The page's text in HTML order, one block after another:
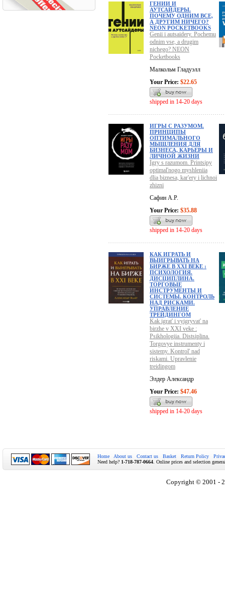
ГЕНИИ И
АУТСАЙДЕРЫ.
ПОЧЕМУ ОДНИМ ВСЕ,
А ДРУГИМ НИЧЕГО?
NEON POCKETBOOKS
Genii i autsaidery. Pochemu
odnim vse, a drugim
nichego? NEON
Pocketbooks
Малкольм Гладуэлл
Your Price: $22.65
shipped in 14-20 days
ИГРЫ С РАЗУМОМ.
ПРИНЦИПЫ
ОПТИМАЛЬНОГО
МЫШЛЕНИЯ ДЛЯ
БИЗНЕСА, КАРЬЕРЫ И
ЛИЧНОЙ ЖИЗНИ
Igry s razumom. Printsipy
optimal'nogo myshleniia
dlia biznesa, kar'ery i lichnoi
zhizni
Сафин А.Р.
Your Price: $35.88
shipped in 14-20 days
КАК ИГРАТЬ И
ВЫИГРЫВАТЬ НА
БИРЖЕ В XXI ВЕКЕ :
ПСИХОЛОГИЯ.
ДИСЦИПЛИНА.
ТОРГОВЫЕ
ИНСТРУМЕНТЫ И
СИСТЕМЫ. КОНТРОЛЬ
НАД РИСКАМИ.
УПРАВЛЕНИЕ
ТРЕЙДИНГОМ
Kak igrat' i vyigryvat' na
birzhe v XXI veke :
Psikhologiia. Distsiplina.
Torgovye instrumenty i
sistemy. Kontrol' nad
riskami. Upravlenie
treidingom
Элдер Александр
Your Price: $47.46
shipped in 14-20 days
Home About us Contact us Basket Return Policy
Need help? 1-718-787-0664 . Online prices and selection
Copyright © 2001 -